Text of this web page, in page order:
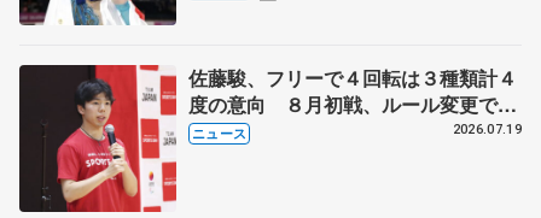
佐藤駿、フリーで４回転は３種類計４
度の意向 ８月初戦、ルール変更で
「点数の出方確認したい」
ニュース 2026.07.19